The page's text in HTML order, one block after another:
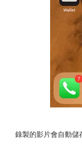
錄製的影片會自動儲